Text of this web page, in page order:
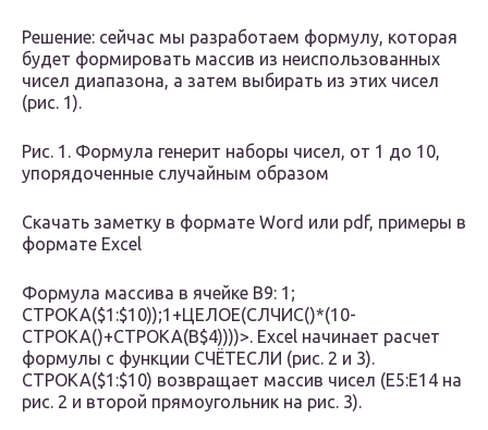
Решение: сейчас мы разработаем формулу, которая
будет формировать массив из неиспользованных
чисел диапазона, а затем выбирать из этих чисел
(рис. 1).
Рис. 1. Формула генерит наборы чисел, от 1 до 10,
упорядоченные случайным образом
Скачать заметку в формате Word или pdf, примеры в
формате Excel
Формула массива в ячейке В9: 1;
СТРОКА($1:$10));1+ЦЕЛОЕ(СЛЧИС()*(10-
СТРОКА()+СТРОКА(B$4))))>. Excel начинает расчет
формулы с функции СЧЁТЕСЛИ (рис. 2 и 3).
СТРОКА($1:$10) возвращает массив чисел (Е5:Е14 на
рис. 2 и второй прямоугольник на рис. 3).